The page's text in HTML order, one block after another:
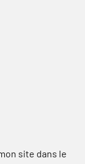
site dans le